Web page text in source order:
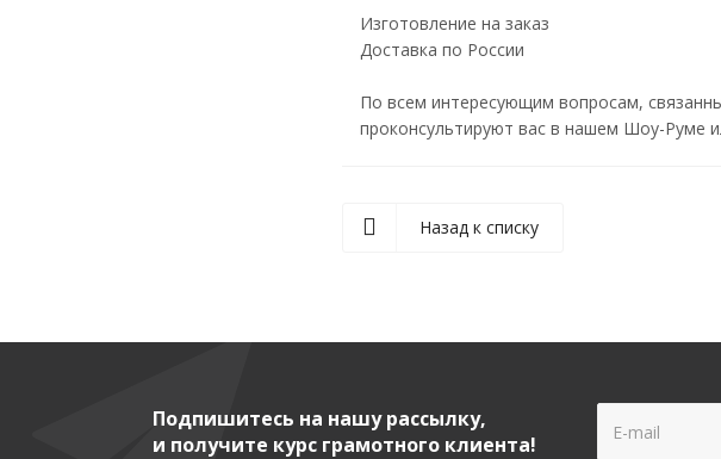
Изготовление на заказ
Доставка по России
По всем интересующим вопросам,
проконсультируют вас в нашем Шоу-Руме
Назад к списку
Подпишитесь на нашу рассылку,
и получите курс грамотного клиента!